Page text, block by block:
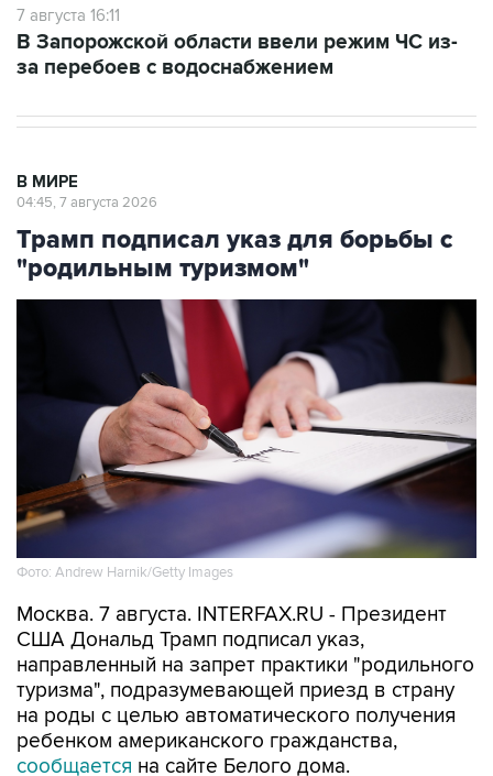
7 августа 16:11
В Запорожской области ввели режим ЧС из-
за перебоев с водоснабжением
В МИРЕ
04:45, 7 августа 2026
Трамп подписал указ для борьбы с
"родильным туризмом"
Фото: Andrew Harnik/Getty Images
Москва. 7 августа. INTERFAX.RU - Президент
США Дональд Трамп подписал указ,
направленный на запрет практики "родильного
туризма", подразумевающей приезд в страну
на роды с целью автоматического получения
ребенком американского гражданства,
сообщается на сайте Белого дома.